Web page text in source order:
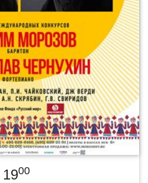
1900